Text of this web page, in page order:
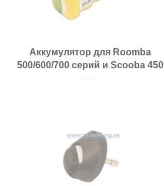
Аккумулятор для Roomba
500/600/700 серий и Scooba 450